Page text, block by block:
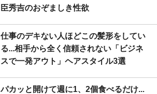
臣秀吉のおぞましき性欲
仕事のデキない人ほどこの髪形をしてい
る...相手から全く信頼されない「ビジネ
スで一発アウト」ヘアスタイル3選
パカッと開けて週に1、2個食べるだけ...